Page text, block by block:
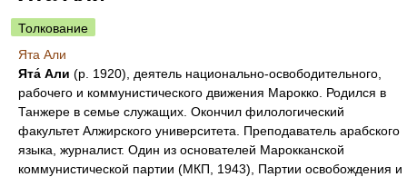
Толкование
Ята Али
Ята́ Али (р. 1920), деятель национально-освободительного,
рабочего и коммунистического движения Марокко. Родился в
Танжере в семье служащих. Окончил филологический
факультет Алжирского университета. Преподаватель арабского
языка, журналист. Один из основателей Марокканской
коммунистической партии (МКП, 1943), Партии освобождения и